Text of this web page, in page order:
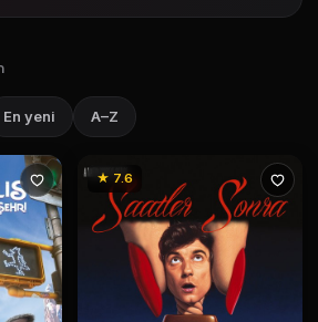
En yeni A–Z
★ 7.6